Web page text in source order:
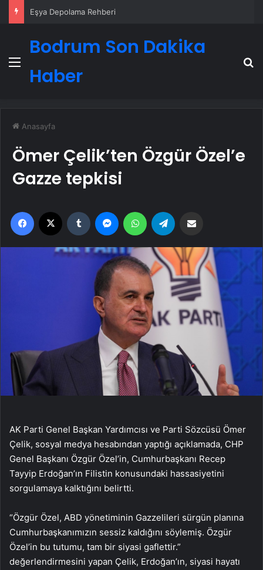
Eşya Depolama Rehberi
Menü
Bodrum Son Dakika
Haber
Anasayfa
Ömer Çelik’ten Özgür Özel’e
Gazze tepkisi
Facebook Tumblr MessengerWhatsApp
AK Parti Genel Başkan Yardımcısı ve Parti Sözcüsü Ömer
Çelik, sosyal medya hesabından yaptığı açıklamada, CHP
Genel Başkanı Özgür Özel’in, Cumhurbaşkanı Recep
Tayyip Erdoğan’ın Filistin konusundaki hassasiyetini
sorgulamaya kalktığını belirtti.
“Özgür Özel, ABD yönetiminin Gazzelileri sürgün planına
Cumhurbaşkanımızın sessiz kaldığını söylemiş. Özgür
Özel’in bu tutumu, tam bir siyasi gaflettir.”
değerlendirmesini yapan Çelik, Erdoğan’ın, siyasi hayatı